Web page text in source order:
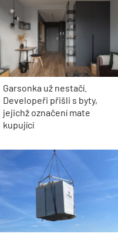
Garsonka už nestačí.
Developeři přišli s byty,
jejichž označení mate
kupující